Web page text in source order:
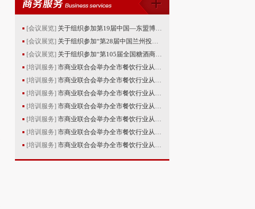
[会议展览] 关于组织参加第19届中国—东盟博览会的通知
[会议展览] 关于组织参加“第28届中国兰州投资贸易洽谈会”的通知
[会议展览] 关于组织参加“第105届全国糖酒商品交易会”的通知
[培训服务] 市商业联合会举办全市餐饮行业从业人员安全生产培训班（第21-22期）
[培训服务] 市商业联合会举办全市餐饮行业从业人员安全生产培训班（第19-20期）
[培训服务] 市商业联合会举办全市餐饮行业从业人员安全生产培训班（第17-18期）
[培训服务] 市商业联合会举办全市餐饮行业从业人员安全生产培训班（第15-16期）
[培训服务] 市商业联合会举办全市餐饮行业从业人员安全生产培训班（第13-14期）
[培训服务] 市商业联合会举办全市餐饮行业从业人员安全生产培训班（第11-12期）
[培训服务] 市商业联合会举办全市餐饮行业从业人员安全生产培训班（第9-10期）